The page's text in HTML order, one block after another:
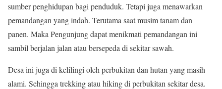
sumber penghidupan bagi penduduk. Tetapi juga menawarkan
pemandangan yang indah. Terutama saat musim tanam dan
panen. Maka Pengunjung dapat menikmati pemandangan ini
sambil berjalan jalan atau bersepeda di sekitar sawah.
Desa ini juga di kelilingi oleh perbukitan dan hutan yang masih
alami. Sehingga trekking atau hiking di perbukitan sekitar desa.